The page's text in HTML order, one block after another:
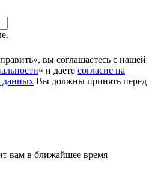
вы соглашаетесь с нашей
» и даете согласие на
данных Вы должны принять перед
вам в ближайшее время